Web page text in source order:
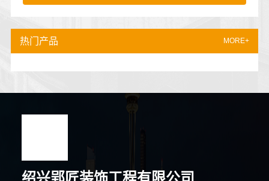
热门产品 MORE+
绍兴郢匠装饰工程有限公司